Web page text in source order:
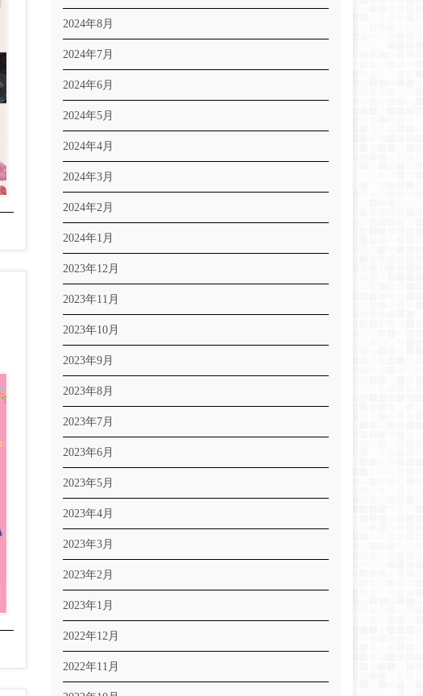
2024年8月
2024年7月
2024年6月
2024年5月
2024年4月
2024年3月
2024年2月
2024年1月
2023年12月
2023年11月
2023年10月
2023年9月
2023年8月
2023年7月
2023年6月
2023年5月
2023年4月
2023年3月
2023年2月
2023年1月
2022年12月
2022年11月